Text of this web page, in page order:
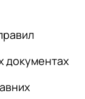
документах